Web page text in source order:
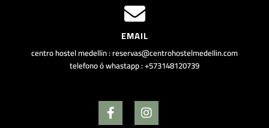
EMAIL
centro hostel medellin : reservas@centrohostelmedellin.com
telefono ó whastapp : +573148120739